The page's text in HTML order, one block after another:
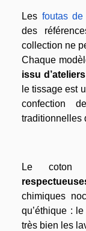
Les foutas
des
collection ne
Chaque
issu
le tissage est
confection
traditionnelles
Le coton
chimiques
qu’éthique :
très bien les